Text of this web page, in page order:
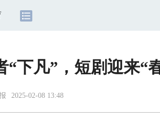
下凡”，短剧迎来“
2025-02-08 13:48